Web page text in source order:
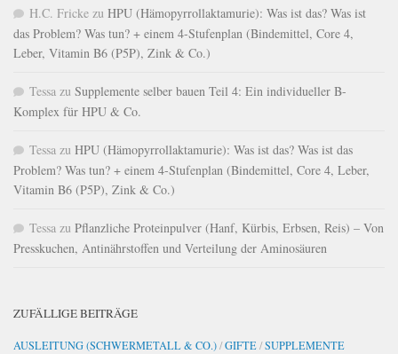
H.C. Fricke zu HPU (Hämopyrrollaktamurie): Was ist das? Was ist
das Problem? Was tun? + einem 4-Stufenplan (Bindemittel, Core 4,
Leber, Vitamin B6 (P5P), Zink & Co.)
Tessa zu Supplemente selber bauen Teil 4: Ein individueller B-
Komplex für HPU & Co.
Tessa zu HPU (Hämopyrrollaktamurie): Was ist das? Was ist das
Problem? Was tun? + einem 4-Stufenplan (Bindemittel, Core 4, Leber,
Vitamin B6 (P5P), Zink & Co.)
Tessa zu Pflanzliche Proteinpulver (Hanf, Kürbis, Erbsen, Reis) – Von
Presskuchen, Antinährstoffen und Verteilung der Aminosäuren
ZUFÄLLIGE BEITRÄGE
AUSLEITUNG (SCHWERMETALL & CO.)/GIFTE/SUPPLEMENTE